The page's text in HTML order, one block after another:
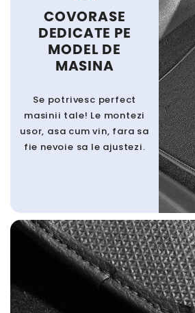
COVORASE
DEDICATE PE
MODEL DE
MASINA
Se potrivesc perfect
masinii tale! Le montezi
usor, asa cum vin, fara sa
fie nevoie sa le ajustezi.